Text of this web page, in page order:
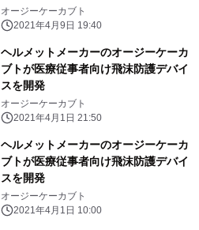
オージーケーカブト
2021年4月9日 19:40
ヘルメットメーカーのオージーケーカ
ブトが医療従事者向け⾶沫防護デバイ
スを開発
オージーケーカブト
2021年4月1日 21:50
ヘルメットメーカーのオージーケーカ
ブトが医療従事者向け⾶沫防護デバイ
スを開発
オージーケーカブト
2021年4月1日 10:00